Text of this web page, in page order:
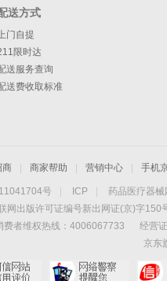
送方式
门自提
限时达
送服务查询
送费收取标准
商 商家帮助 营销中心 手机
号 ICP 药品医疗器
网出版许可证编号新出网证(京)字150
费者维权热线：4006067733 经营
京东